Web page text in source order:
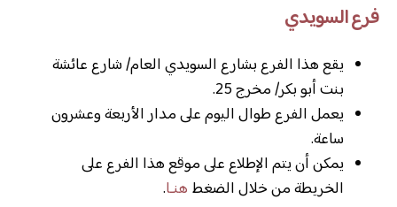
فرع السويدي
يقع هذا الفرع بشارع السويدي العام/ شارع عائشة
بنت أبو بكر/ مخرج 25.
يعمل الفرع طوال اليوم على مدار الأربعة وعشرون
ساعة.
يمكن أن يتم الإطلاع على موقع هذا الفرع على
الخريطة من خلال الضغط هنـا.